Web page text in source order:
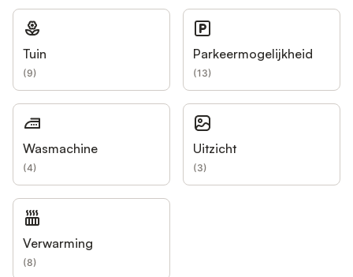
Tuin
(9)
Parkeermogelijkheid
(13)
Wasmachine
(4)
Uitzicht
(3)
Verwarming
(8)